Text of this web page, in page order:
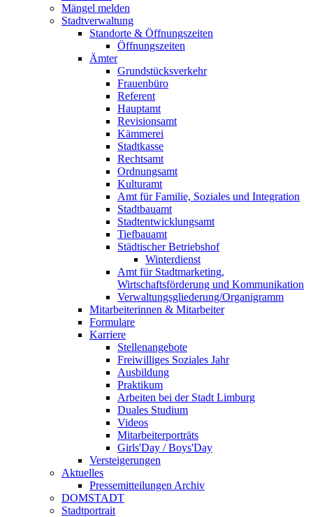
Mängel melden
Stadtverwaltung
Standorte & Öffnungszeiten
Öffnungszeiten
Ämter
Grundstücksverkehr
Frauenbüro
Referent
Hauptamt
Revisionsamt
Kämmerei
Stadtkasse
Rechtsamt
Ordnungsamt
Kulturamt
Amt für Familie, Soziales und Integration
Stadtbauamt
Stadtentwicklungsamt
Tiefbauamt
Städtischer Betriebshof
Winterdienst
Amt für Stadtmarketing,
Wirtschaftsförderung und Kommunikation
Verwaltungsgliederung/Organigramm
Mitarbeiterinnen & Mitarbeiter
Formulare
Karriere
Stellenangebote
Freiwilliges Soziales Jahr
Ausbildung
Praktikum
Arbeiten bei der Stadt Limburg
Duales Studium
Videos
Mitarbeiterporträts
Girls'Day / Boys'Day
Versteigerungen
Aktuelles
Pressemitteilungen Archiv
DOMSTADT
Stadtportrait